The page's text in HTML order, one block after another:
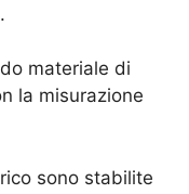
materiale di
la misurazione
sono stabilite